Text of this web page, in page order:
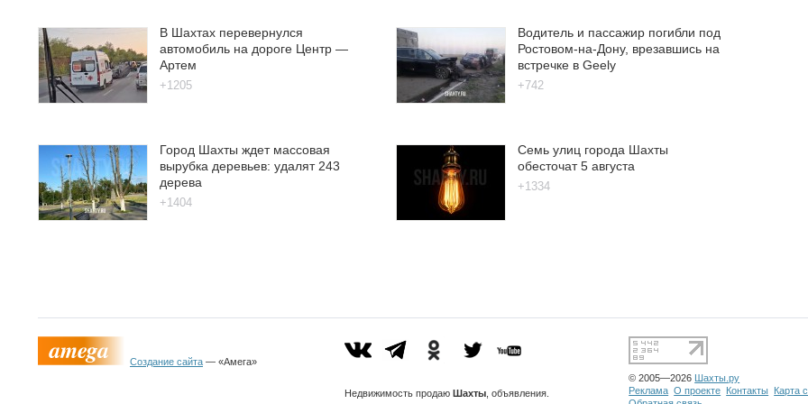
В Шахтах перевернулся
автомобиль на дороге Центр —
Артем
+1205
Водитель и пассажир погибли под
Ростовом-на-Дону, врезавшись на
встречке в Geely
+742
Город Шахты ждет массовая
вырубка деревьев: удалят 243
дерева
+1404
Семь улиц города Шахты
обесточат 5 августа
+1334
Создание сайта — «Амега»
Недвижимостьпродаю Шахты, объявления.
© 2005—2026 Шахты.ру
Реклама О проекте Контакты Карта